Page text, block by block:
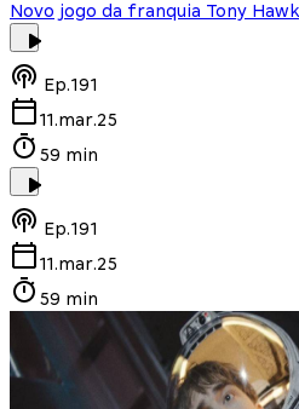
Novo jogo da franquia Tony
Ep.191
11.mar.25
59 min
Ep.191
11.mar.25
59 min